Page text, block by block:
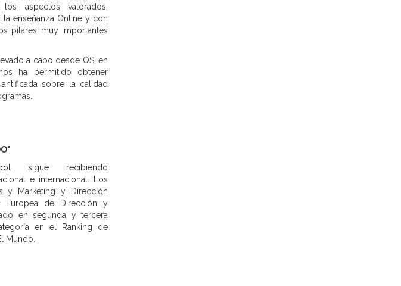
aspectos valorados,
enseñanza Online y con
pilares muy importantes
a cabo desde QS, en
ha permitido obtener
sobre la calidad
sigue recibiendo
e internacional. Los
y Marketing y Dirección
Europea de Dirección y
en segunda y tercera
en el Ranking de
Mundo.